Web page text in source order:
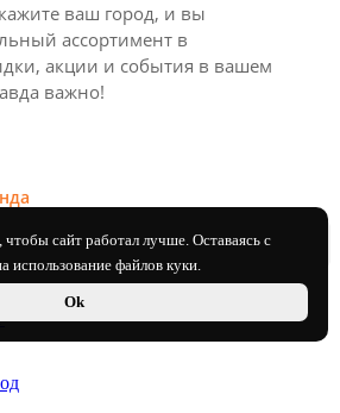
, чтобы сайт работал лучше. Оставаясь с
использование файлов куки.
Ok
ваш город, и вы
ассортимент в
акции и события в вашем
важно!